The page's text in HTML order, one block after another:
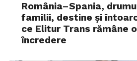
România–Spania,
familii, destine și
ce Elitur Trans rămâne
încredere